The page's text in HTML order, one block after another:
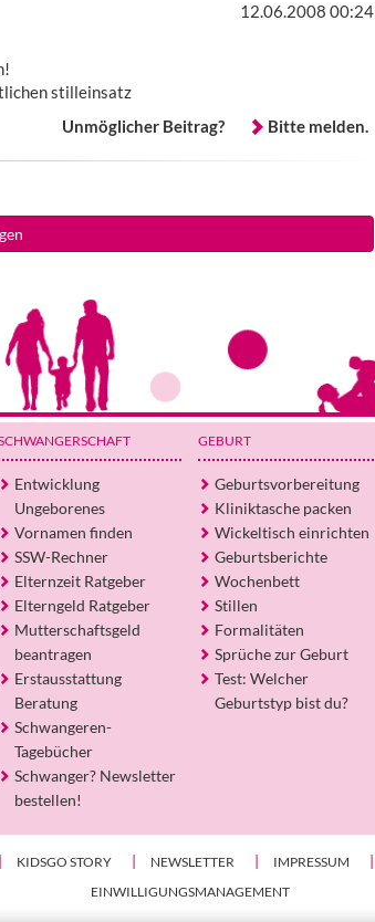
12.06.2008 00:24
stilleinsatz
Unmöglicher Beitrag?
Bitte melden.
Entwicklung
Ungeborenes
Vornamen finden
SSW-Rechner
Elternzeit Ratgeber
Elterngeld Ratgeber
Mutterschaftsgeld
beantragen
Erstausstattung
Beratung
Schwangeren-
Tagebücher
Schwanger? Newsletter
bestellen!
GEBURT
Geburtsvorbereitung
Kliniktasche packen
Wickeltisch einrichten
Geburtsberichte
Wochenbett
Stillen
Formalitäten
Sprüche zur Geburt
Test: Welcher
Geburtstyp bist du?
KIDSGO STORY NEWSLETTER IMPRESSUM
EINWILLIGUNGSMANAGEMENT